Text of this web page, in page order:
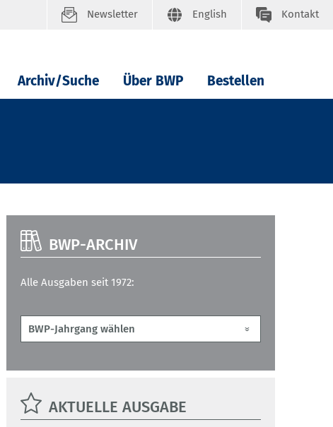
Newsletter English Kontakt
Archiv/Suche Über BWP Bestellen
BWP-ARCHIV
Alle Ausgaben seit 1972:
AKTUELLE AUSGABE